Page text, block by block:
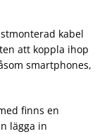
kabel
att koppla ihop
smartphones,
finns en
lägga in